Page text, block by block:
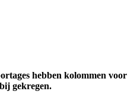
hebben kolommen voor
gekregen.